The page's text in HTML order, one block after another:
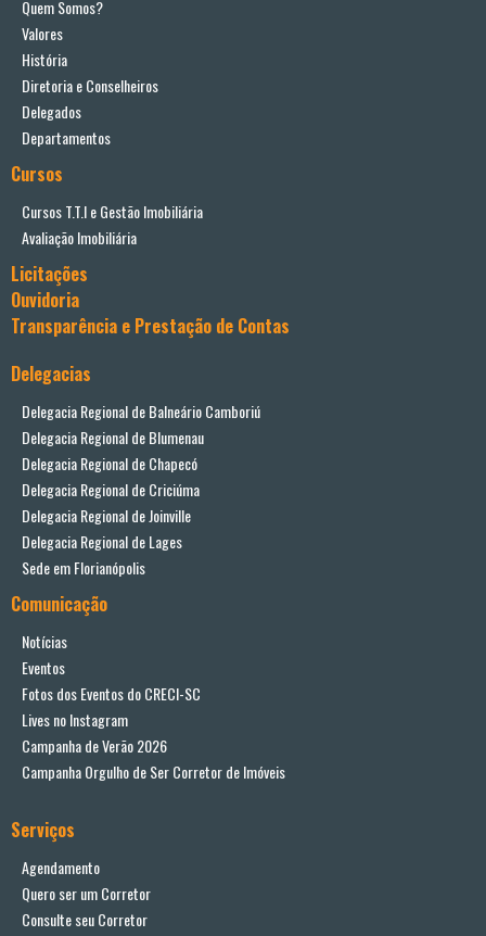
Quem Somos?
Valores
História
Diretoria e Conselheiros
Delegados
Departamentos
Cursos
Cursos T.T.I e Gestão Imobiliária
Avaliação Imobiliária
Licitações
Ouvidoria
Transparência e Prestação de Contas
Delegacias
Delegacia Regional de Balneário Camboriú
Delegacia Regional de Blumenau
Delegacia Regional de Chapecó
Delegacia Regional de Criciúma
Delegacia Regional de Joinville
Delegacia Regional de Lages
Sede em Florianópolis
Comunicação
Notícias
Eventos
Fotos dos Eventos do CRECI-SC
Lives no Instagram
Campanha de Verão 2026
Campanha Orgulho de Ser Corretor de Imóveis
Serviços
Agendamento
Quero ser um Corretor
Consulte seu Corretor